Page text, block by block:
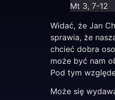
Mt 3, 7-12
Widać, że Jan
sprawia, że
chcieć dobra
może być nam
Pod tym
Może się